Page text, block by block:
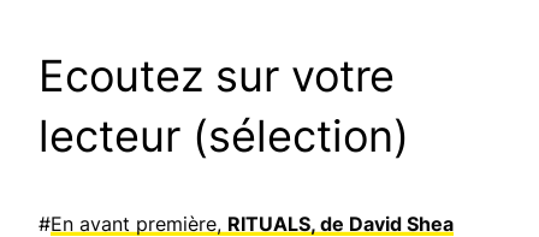
Ecoutez sur votre
lecteur (sélection)
#En avant première, RITUALS, de David Shea